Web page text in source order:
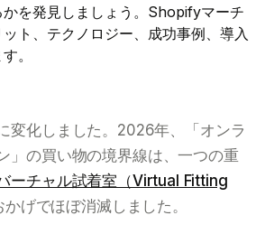
を発見しましょう。Shopifyマーチ
ト、テクノロジー、成功事例、導入
。
変化しました。2026年、「オンラ
」の買い物の境界線は、一つの重
ーチャル試着室（Virtual Fitting
かげでほぼ消滅しました。